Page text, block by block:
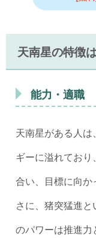
天南星の特徴
能力・適職
天南星がある人
ギーに溢れてお
合い、目標に向か
さに、猪突猛進
のパワーは推進力